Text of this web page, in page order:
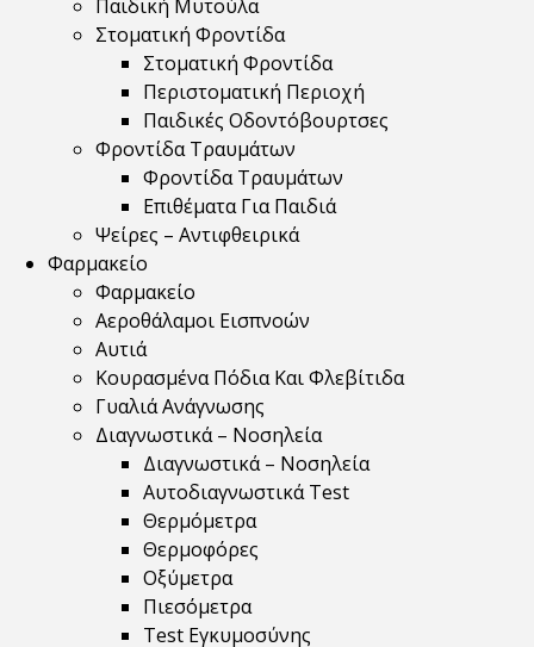
Παιδική Μυτούλα
Στοματική Φροντίδα
Στοματική Φροντίδα
Περιστοματική Περιοχή
Παιδικές Οδοντόβουρτσες
Φροντίδα Τραυμάτων
Φροντίδα Τραυμάτων
Επιθέματα Για Παιδιά
Ψείρες – Αντιφθειρικά
Φαρμακείο
Φαρμακείο
Αεροθάλαμοι Εισπνοών
Αυτιά
Κουρασμένα Πόδια Και Φλεβίτιδα
Γυαλιά Ανάγνωσης
Διαγνωστικά – Νοσηλεία
Διαγνωστικά – Νοσηλεία
Αυτοδιαγνωστικά Test
Θερμόμετρα
Θερμοφόρες
Οξύμετρα
Πιεσόμετρα
Test Εγκυμοσύνης